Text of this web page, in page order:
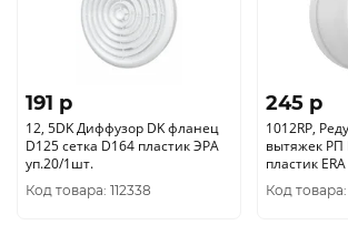
191 p
12, 5DK Диффузор DK фланец
D125 сетка D164 пластик ЭРА
уп.20/1шт.
Код товара: 112338
245 p
1012RP, Редуктор для кухонных
вытяжек РП
пластик ERA
Код товара: